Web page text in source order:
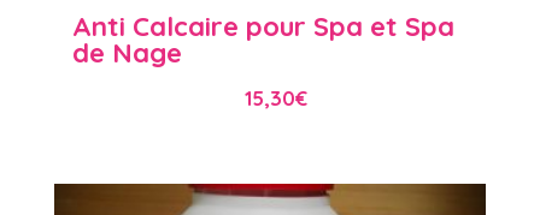
Anti Calcaire pour Spa et Spa
de Nage
15,30€